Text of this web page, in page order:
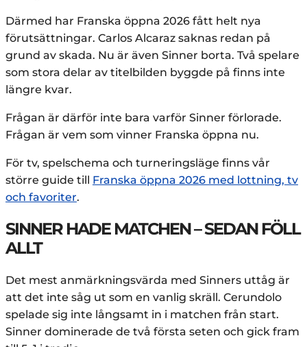
Därmed har Franska öppna 2026 fått helt nya
förutsättningar. Carlos Alcaraz saknas redan på
grund av skada. Nu är även Sinner borta. Två spelare
som stora delar av titelbilden byggde på finns inte
längre kvar.
Frågan är därför inte bara varför Sinner förlorade.
Frågan är vem som vinner Franska öppna nu.
För tv, spelschema och turneringsläge finns vår
större guide till Franska öppna 2026 med lottning, tv
och favoriter.
SINNER HADE MATCHEN – SEDAN FÖLL
ALLT
Det mest anmärkningsvärda med Sinners uttåg är
att det inte såg ut som en vanlig skräll. Cerundolo
spelade sig inte långsamt in i matchen från start.
Sinner dominerade de två första seten och gick fram